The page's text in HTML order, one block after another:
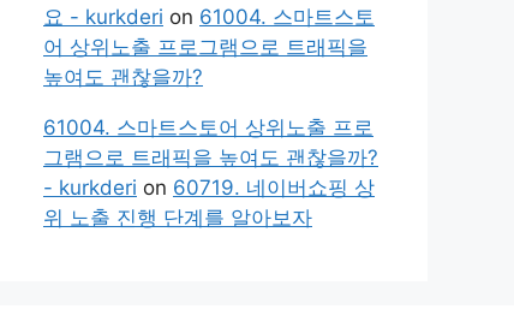
요 - kurkderi on 61004. 스마트스토
어 상위노출 프로그램으로 트래픽을
높여도 괜찮을까?
61004. 스마트스토어 상위노출 프로
그램으로 트래픽을 높여도 괜찮을까?
- kurkderi on 60719. 네이버쇼핑 상
위 노출 진행 단계를 알아보자